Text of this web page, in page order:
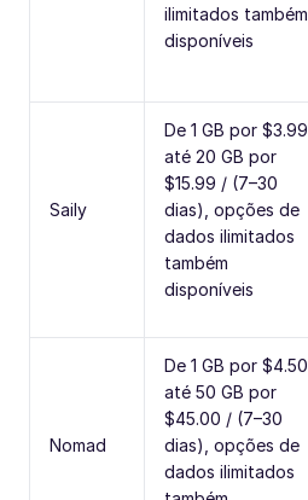
ilimitados também
disponíveis
Saily
De 1 GB por $3.99
até 20 GB por
$15.99 / (7–30
dias), opções de
dados ilimitados
também
disponíveis
Nomad
De 1 GB por $4.50
até 50 GB por
$45.00 / (7–30
dias), opções de
dados ilimitados